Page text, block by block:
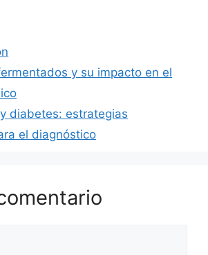
y su impacto en el
diabetes: estrategias
el diagnóstico